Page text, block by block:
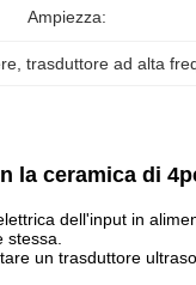
Ampiezza:
, trasduttore ad alta
la ceramica di
dell'input in
un trasduttore